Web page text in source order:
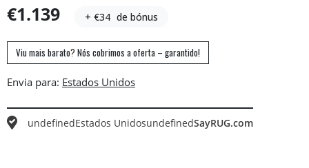
€1.139 + €34 de bónus
Viu mais barato? Nós cobrimos a oferta – garantido!
Envia para:
undefinedEstados UnidosundefinedSayRUG.com